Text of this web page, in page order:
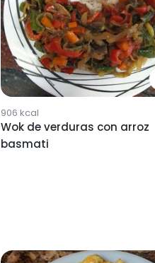
906 kcal
Wok de verduras con arroz
basmati